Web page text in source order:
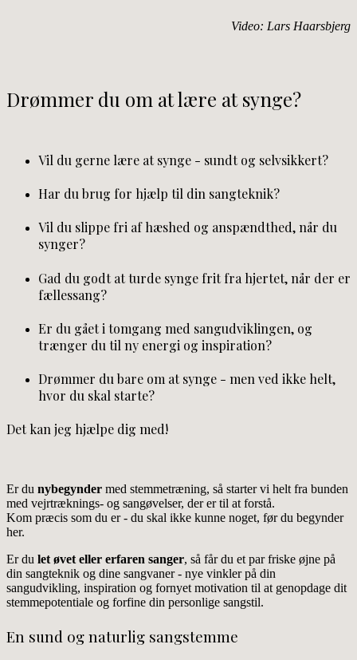
Video: Lars Haarsbjerg
Drømmer du om at lære at synge?
Vil du gerne lære at synge - sundt og selvsikkert?
Har du brug for hjælp til din sangteknik?
Vil du slippe fri af hæshed og anspændthed, når du
synger?
Gad du godt at turde synge frit fra hjertet, når der er
fællessang?
Er du gået i tomgang med sangudviklingen, og
trænger du til ny energi og inspiration?
Drømmer du bare om at synge - men ved ikke helt,
hvor du skal starte?
Det kan jeg hjælpe dig med!
Er du nybegynder med stemmetræning, så starter vi helt fra bunden
med vejrtræknings- og sangøvelser, der er til at forstå.
Kom præcis som du er - du skal ikke kunne noget, før du begynder
her.
Er du let øvet eller erfaren sanger, så får du et par friske øjne på
din sangteknik og dine sangvaner - nye vinkler på din
sangudvikling, inspiration og fornyet motivation til at genopdage dit
stemmepotentiale og forfine din personlige sangstil.
En sund og naturlig sangstemme